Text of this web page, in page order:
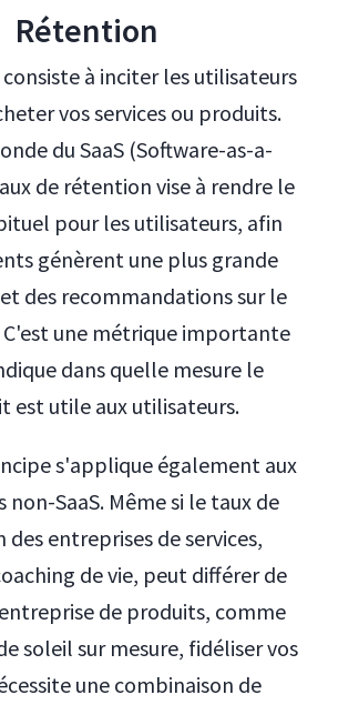
Rétention
à inciter les utilisateurs
vos services ou produits.
du SaaS (Software-as-a-
de rétention vise à rendre le
pour les utilisateurs, afin
génèrent une plus grande
des recommandations sur le
une métrique importante
dans quelle mesure le
est utile aux utilisateurs.
s'applique également aux
non-SaaS. Même si le taux de
entreprises de services,
de vie, peut différer de
de produits, comme
soleil sur mesure, fidéliser vos
une combinaison de